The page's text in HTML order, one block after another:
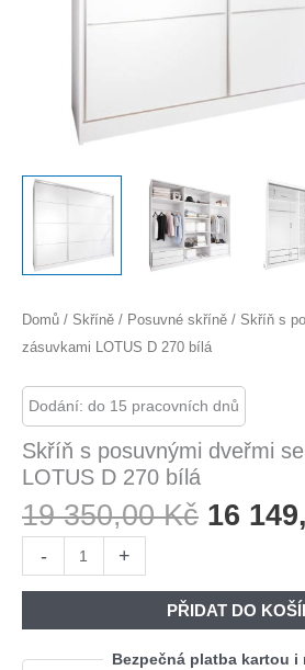
Domů / Skříně / Posuvné skříně / Skříň s
zásuvkami LOTUS D 270 bílá
Dodání: do 15 pracovních dnů
Skříň s posuvnými dveřmi
LOTUS D 270 bílá
19 350,00Kč
19
16
-
s
dveřmi
se
+
PŘIDAT DO
Bezpečná platba kartou i